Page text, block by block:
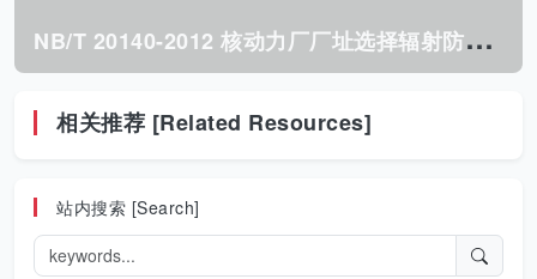
N
B/T 20140-2012 核动力厂厂址选择辐射防护技术规范.pdf
相关推荐 [Related Resources]
站内搜索 [Search]